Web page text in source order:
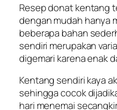
Resep donat kentang
dengan mudah hanya
beberapa bahan
sendiri merupakan
digemari karena enak
Kentang sendiri kaya
sehingga cocok
hari menemai